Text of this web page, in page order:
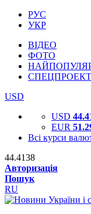
РУС
УКР
ВІДЕО
ФОТО
USD
USD
EUR
Всі курси
44.4138
Авторизація
Пошук
RU